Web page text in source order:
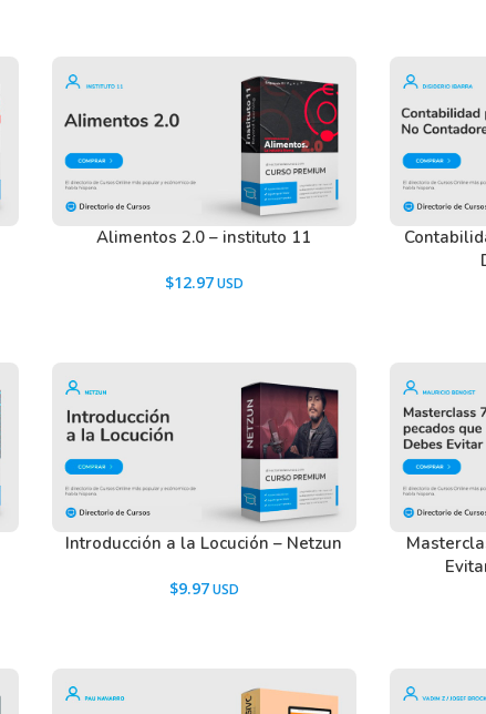
Alimentos 2.0 – instituto 11
$12.97
Introducción a la Locución – Netzun
$9.97